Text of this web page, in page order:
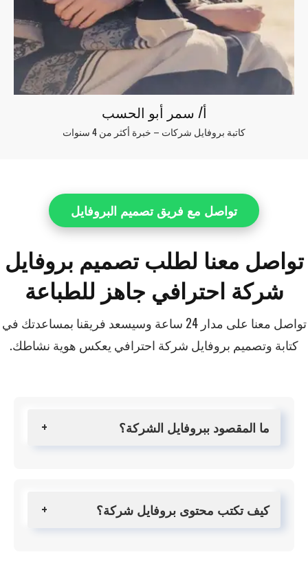
أ/ سمر أبو الحسب
كاتبة بروفايل شركات – خبرة أكثر من 4 سنوات
تواصل مع فريق تصميم البروفايل
تواصل معنا لطلب تصميم بروفايل
شركة احترافي جاهز للطباعة
تواصل معنا على مدار 24 ساعة وسيسعد فريقنا بمساعدتك في
كتابة وتصميم بروفايل شركة احترافي يعكس هوية نشاطك.
ما المقصود ببروفايل الشركة؟
كيف تكتب محتوى بروفايل شركة؟